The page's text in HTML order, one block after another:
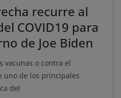
recurre al
COVID19 para
de Joe Biden
vacunas o contra el
uno de los principales
del